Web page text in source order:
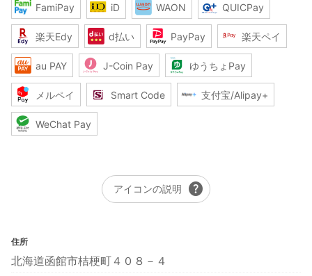
FamiPay iD WAON QUICPay
楽天Edy d払い PayPay 楽天ペイ
au PAY J-Coin Pay ゆうちょPay
メルペイ Smart Code 支付宝/Alipay+
WeChat Pay
アイコンの説明 help
住所
北海道函館市桔梗町４０８－４